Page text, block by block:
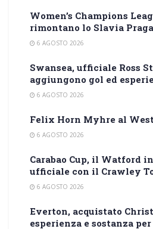
Women’s Champions
rimontano lo Slavia
6 AGOSTO 2026
Swansea, ufficiale Ross
aggiungono gol ed
6 AGOSTO 2026
Felix Horn Myhre al
6 AGOSTO 2026
Carabao Cup, il Watford
ufficiale con il Crawley
6 AGOSTO 2026
Everton, acquistato
esperienza e sostanza